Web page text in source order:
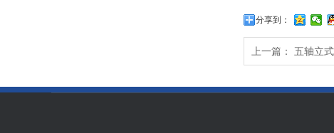
分享到：
上一篇： 五轴立